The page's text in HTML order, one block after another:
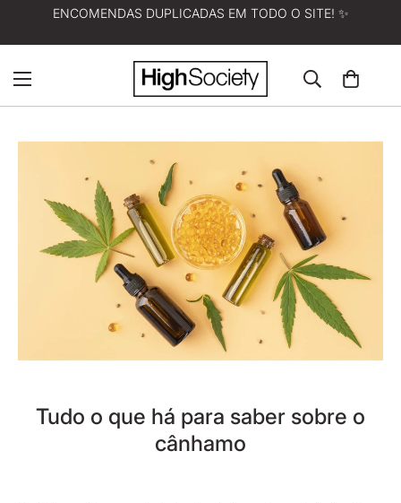
ENCOMENDAS DUPLICADAS EM TODO O SITE! ✨
Tudo o que há para saber sobre o
cânhamo